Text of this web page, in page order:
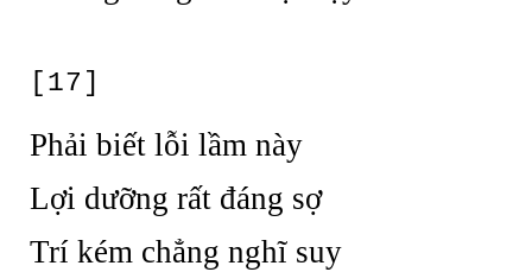
[17]
Phải biết lỗi lầm này
Lợi dưỡng rất đáng sợ
Trí kém chẳng nghĩ suy